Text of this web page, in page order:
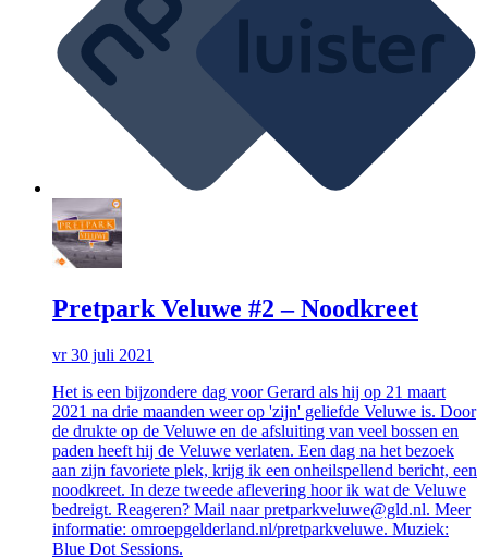
Pretpark Veluwe #2 – Noodkreet
vr 30 juli 2021
Het is een bijzondere dag voor Gerard als hij op 21 maart
2021 na drie maanden weer op 'zijn' geliefde Veluwe is. Door
de drukte op de Veluwe en de afsluiting van veel bossen en
paden heeft hij de Veluwe verlaten. Een dag na het bezoek
aan zijn favoriete plek, krijg ik een onheilspellend bericht, een
noodkreet. In deze tweede aflevering hoor ik wat de Veluwe
bedreigt. Reageren? Mail naar pretparkveluwe@gld.nl. Meer
informatie: omroepgelderland.nl/pretparkveluwe. Muziek:
Blue Dot Sessions.